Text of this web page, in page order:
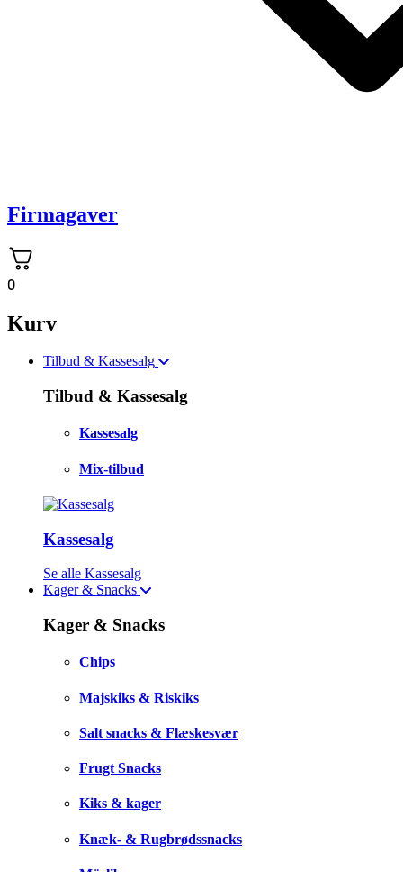
Firmagaver
0
Kurv
Tilbud & Kassesalg
Tilbud & Kassesalg
Kassesalg
Mix-tilbud
Kassesalg
Se alle Kassesalg
Kager & Snacks
Kager & Snacks
Chips
Majskiks & Riskiks
Salt snacks & Flæskesvær
Frugt Snacks
Kiks & kager
Knæk- & Rugbrødssnacks